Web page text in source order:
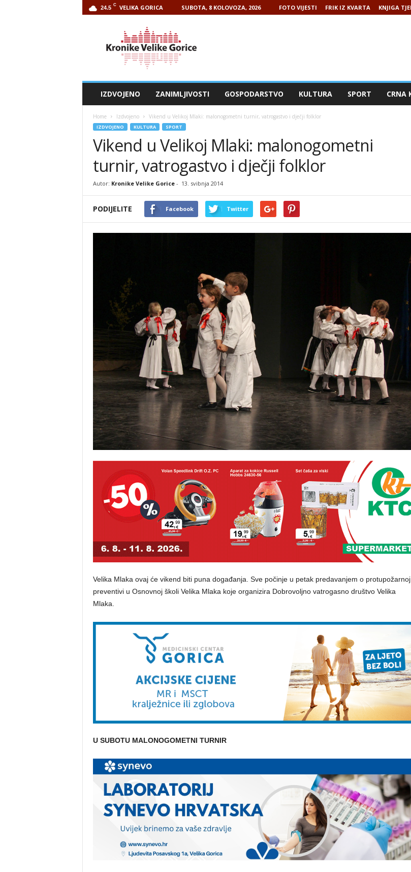
24.5 C VELIKA GORICA SUBOTA, 8 KOLOVOZA, 2026 FOTO VIJESTI FRIK IZ KVARTA KNJIGA
IZDVOJENO ZANIMLJIVOSTI GOSPODARSTVO KULTURA SPORT CRNA
Home Izdvojeno Vikend u Velikoj Mlaki: malonogometni turnir, vatrogastvo i dječji folklor
IZDVOJENO KULTURA SPORT
Vikend u Velikoj Mlaki: malonogometni
turnir, vatrogastvo i dječji folklor
Autor: Kronike Velike Gorice- 13. svibnja 2014
PODIJELITE Facebook Twitter
Velika Mlaka ovaj će vikend biti puna događanja. Sve počinje u petak predavanjem o protupožarnoj
preventivi u Osnovnoj školi Velika Mlaka koje organizira Dobrovoljno vatrogasno društvo Velika
Mlaka.
U SUBOTU MALONOGOMETNI TURNIR